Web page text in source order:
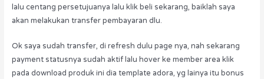
lalu centang persetujuanya lalu klik beli sekarang, baiklah saya
akan melakukan transfer pembayaran dlu.
Ok saya sudah transfer, di refresh dulu page nya, nah sekarang
payment statusnya sudah aktif lalu hover ke member area klik
pada download produk ini dia template adora, yg lainya itu bonus